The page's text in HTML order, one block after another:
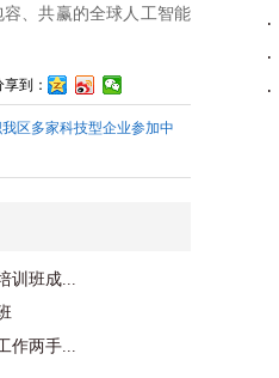
、共赢的全球人工智能
享到：
区多家科技型企业参加中
训班成...
作两手...